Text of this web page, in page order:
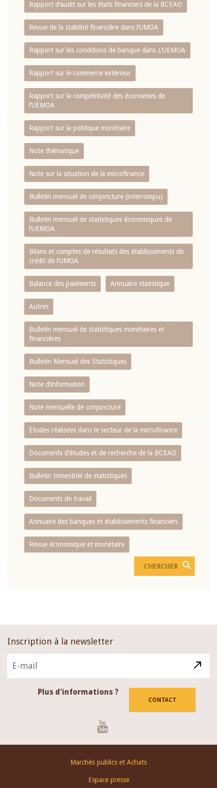
Rapport d‘audit sur les états financiers de la BCEAO
Revue de la stabilité financière dans l‘UMOA
Rapport sur les conditions de banque dans L‘UEMOA
Rapport sur le commerce extérieur
Rapport sur la compétitivité des économies de
l‘UEMOA
Rapport sur la politique monétaire
Note thématique
Note sur la situation de la microfinance
Bulletin mensuel de conjoncture (interrompu)
Bulletin mensuel de statistiques économiques de
l‘UEMOA
Bilans et comptes de résultats des établissements de
crédit de l‘UMOA
Balance des paiements Annuaire statistique
Autres
Bulletin mensuel de statistiques monétaires et
financières
Bulletin Mensuel des Statistiques
Note d’information
Note mensuelle de conjoncture
Etudes réalisées dans le secteur de la microfinance
Documents d’études et de recherche de la BCEAO
Bulletin trimestriel de statistiques
Documents de travail
Annuaire des banques et établissements financiers
Revue économique et monétaire
Inscription à la newsletter
Plus d'informations ?
CONTACT
Marchés publics et Achats
Espace presse